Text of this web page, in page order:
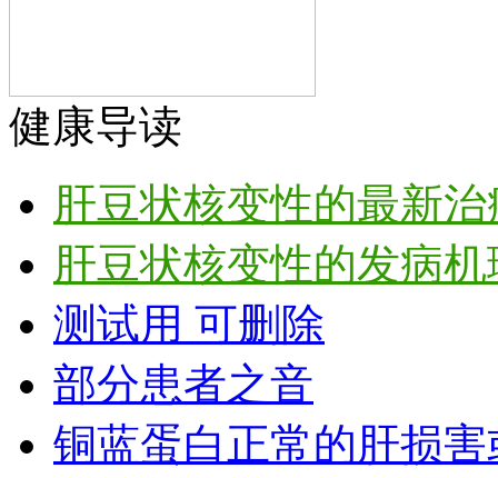
健康导读
肝豆状核变性的最新
肝豆状核变性的发病机
测试用 可删除
部分患者之音
铜蓝蛋白正常的肝损